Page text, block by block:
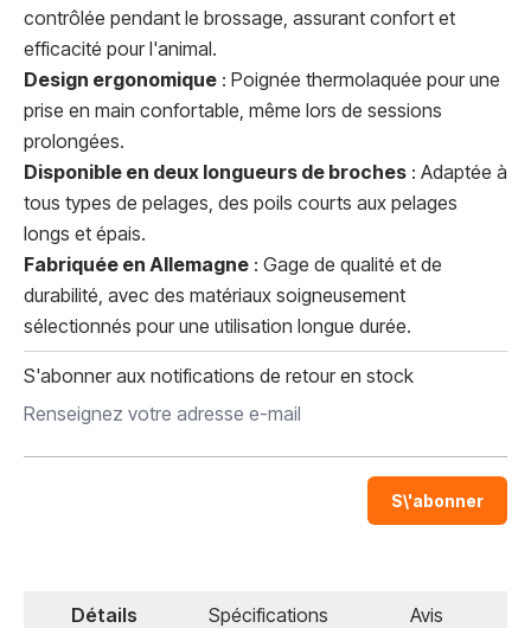
contrôlée pendant le brossage, assurant confort et
efficacité pour l'animal.
Design ergonomique : Poignée thermolaquée pour une
prise en main confortable, même lors de sessions
prolongées.
Disponible en deux longueurs de broches : Adaptée à
tous types de pelages, des poils courts aux pelages
longs et épais.
Fabriquée en Allemagne : Gage de qualité et de
durabilité, avec des matériaux soigneusement
sélectionnés pour une utilisation longue durée.
S'abonner aux notifications de retour en stock
S\'abonner
Détails Spécifications
Avis